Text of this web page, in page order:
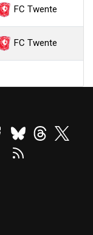
FC Twente
FC Twente